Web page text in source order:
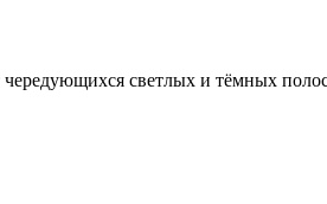
светлых и тёмных